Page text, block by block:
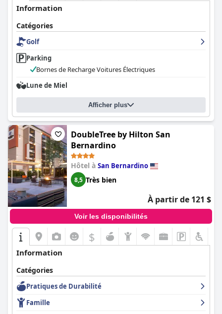
Information
Catégories
Golf
Parking
Bornes de Recharge Voitures Électriques
Lune de Miel
Afficher plus
DoubleTree by Hilton San
Bernardino
Hôtel à San Bernardino
8,5 Très bien
À partir de 121 $
Voir les disponibilités
$
Information
Catégories
Pratiques de Durabilité
Famille